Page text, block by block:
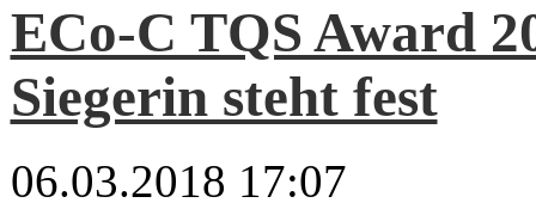
ECo-C TQS Award
Siegerin steht fest
06.03.2018 17:07